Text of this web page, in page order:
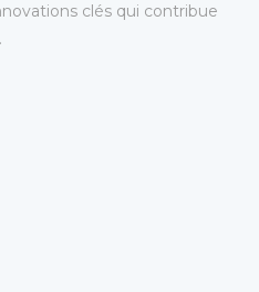
clés qui contribue